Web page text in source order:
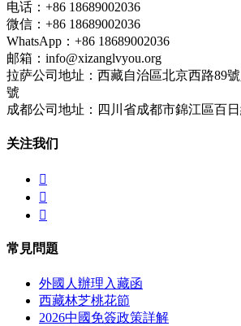
电话：+86 18689002036
微信：+86 18689002036
WhatsApp：+86 18689002036
邮箱：info@xizanglvyou.org
拉萨公司地址：西藏自治區北京西路89
號
成都公司地址：四川省成都市錦江區百
关注我们



常見問題
外國人辦理入藏函
西藏林芝桃花節
2026中國免簽政策詳解